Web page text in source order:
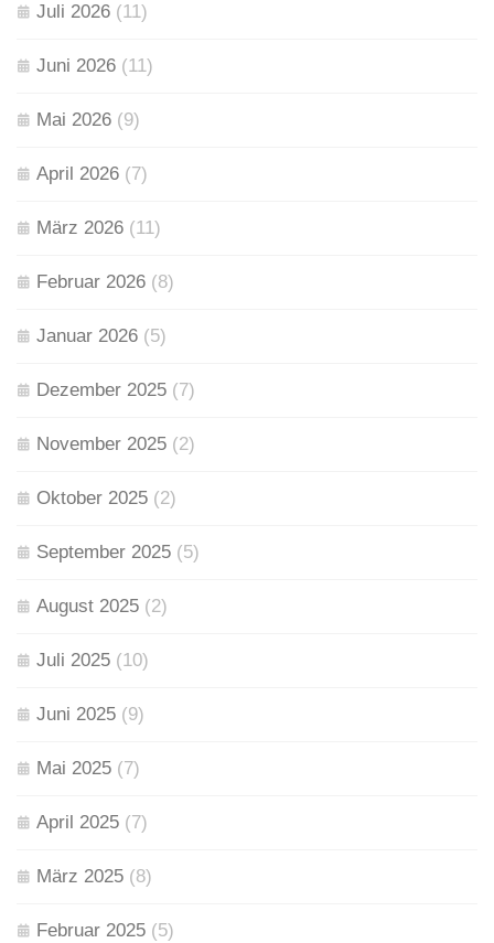
Juli 2026 (11)
Juni 2026 (11)
Mai 2026 (9)
April 2026 (7)
März 2026 (11)
Februar 2026 (8)
Januar 2026 (5)
Dezember 2025 (7)
November 2025 (2)
Oktober 2025 (2)
September 2025 (5)
August 2025 (2)
Juli 2025 (10)
Juni 2025 (9)
Mai 2025 (7)
April 2025 (7)
März 2025 (8)
Februar 2025 (5)